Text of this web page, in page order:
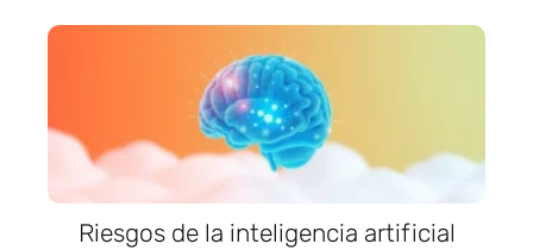
Riesgos de la inteligencia artificial